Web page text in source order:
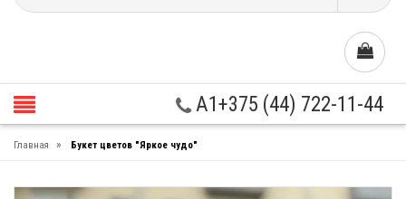
A1+375 (44) 722-11-44
Главная » Букет цветов "Яркое чудо"